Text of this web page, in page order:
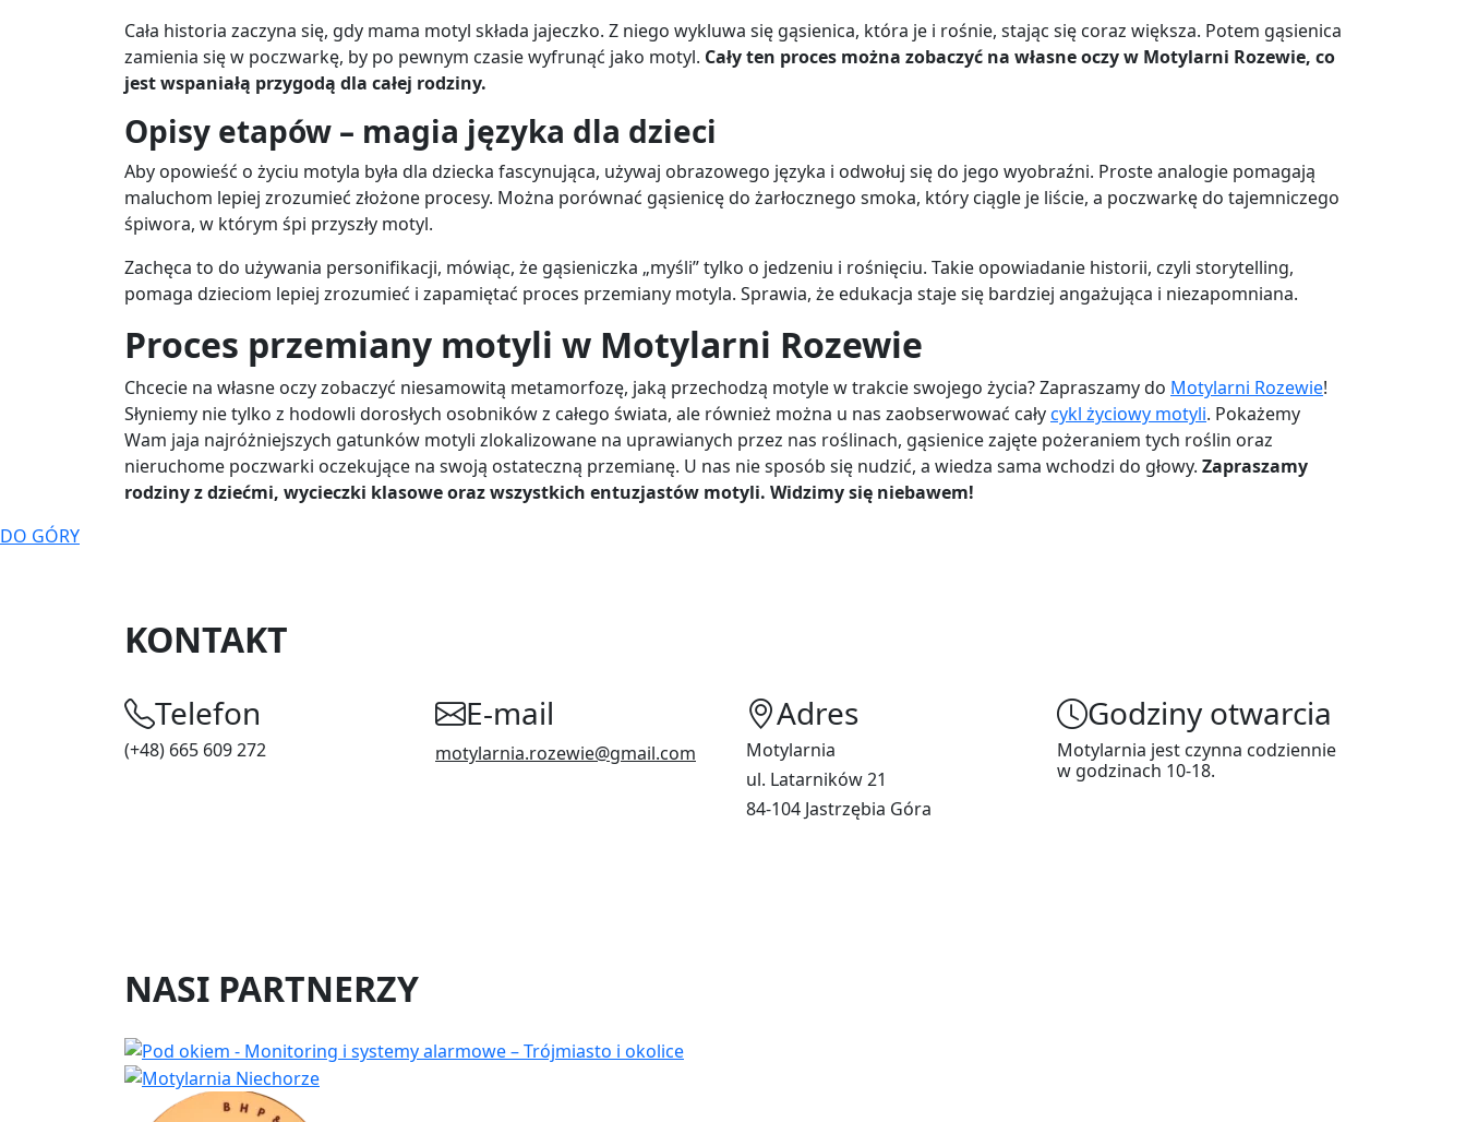
Cała historia zaczyna się, gdy mama motyl składa jajeczko. Z niego wykluwa się gąsienica, która je i rośnie, stając się coraz większa. Potem gąsienica
zamienia się w poczwarkę, by po pewnym czasie wyfrunąć jako motyl. Cały ten proces można zobaczyć na własne oczy w Motylarni Rozewie, co
jest wspaniałą przygodą dla całej rodziny.
Opisy etapów – magia języka dla dzieci
Aby opowieść o życiu motyla była dla dziecka fascynująca, używaj obrazowego języka i odwołuj się do jego wyobraźni. Proste analogie pomagają
maluchom lepiej zrozumieć złożone procesy. Można porównać gąsienicę do żarłocznego smoka, który ciągle je liście, a poczwarkę do tajemniczego
śpiwora, w którym śpi przyszły motyl.
Zachęca to do używania personifikacji, mówiąc, że gąsieniczka „myśli” tylko o jedzeniu i rośnięciu. Takie opowiadanie historii, czyli storytelling,
pomaga dzieciom lepiej zrozumieć i zapamiętać proces przemiany motyla. Sprawia, że edukacja staje się bardziej angażująca i niezapomniana.
Proces przemiany motyli w Motylarni Rozewie
Chcecie na własne oczy zobaczyć niesamowitą metamorfozę, jaką przechodzą motyle w trakcie swojego życia? Zapraszamy do Motylarni Rozewie!
Słyniemy nie tylko z hodowli dorosłych osobników z całego świata, ale również można u nas zaobserwować całycykl życiowy motyli. Pokażemy
Wam jaja najróżniejszych gatunków motyli zlokalizowane na uprawianych przez nas roślinach, gąsienice zajęte pożeraniem tych roślin oraz
nieruchome poczwarki oczekujące na swoją ostateczną przemianę. U nas nie sposób się nudzić, a wiedza sama wchodzi do głowy. Zapraszamy
rodziny z dziećmi, wycieczki klasowe oraz wszystkich entuzjastów motyli. Widzimy się niebawem!
DO GÓRY
KONTAKT
Telefon
(+48) 665 609 272
E-mail
motylarnia.rozewie@gmail.com
Adres
Motylarnia
ul. Latarników 21
84-104 Jastrzębia Góra
Godziny otwarcia
Motylarnia jest czynna codziennie
w godzinach 10-18.
NASI PARTNERZY